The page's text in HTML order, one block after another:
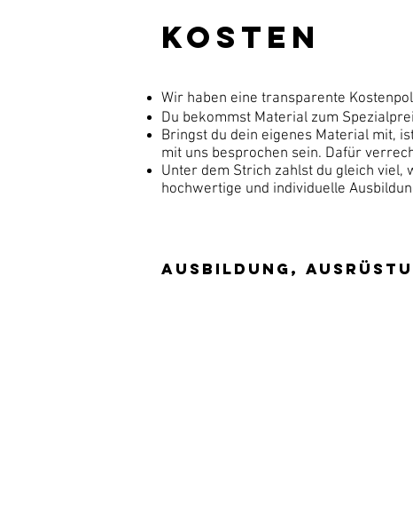
Kosten
Wir haben eine transparente
Du bekommst Material zum
Bringst du dein eigenes Material mit,
mit uns besprochen sein. Dafür
Unter dem Strich zahlst du gleich viel,
hochwertige und individuelle
Ausbildung,